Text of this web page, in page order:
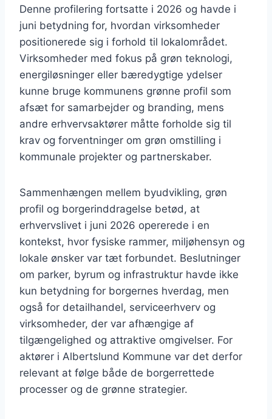
Denne profilering fortsatte i 2026 og havde i
juni betydning for, hvordan virksomheder
positionerede sig i forhold til lokalområdet.
Virksomheder med fokus på grøn teknologi,
energiløsninger eller bæredygtige ydelser
kunne bruge kommunens grønne profil som
afsæt for samarbejder og branding, mens
andre erhvervsaktører måtte forholde sig til
krav og forventninger om grøn omstilling i
kommunale projekter og partnerskaber.
Sammenhængen mellem byudvikling, grøn
profil og borgerinddragelse betød, at
erhvervslivet i juni 2026 opererede i en
kontekst, hvor fysiske rammer, miljøhensyn og
lokale ønsker var tæt forbundet. Beslutninger
om parker, byrum og infrastruktur havde ikke
kun betydning for borgernes hverdag, men
også for detailhandel, serviceerhverv og
virksomheder, der var afhængige af
tilgængelighed og attraktive omgivelser. For
aktører i Albertslund Kommune var det derfor
relevant at følge både de borgerrettede
processer og de grønne strategier.